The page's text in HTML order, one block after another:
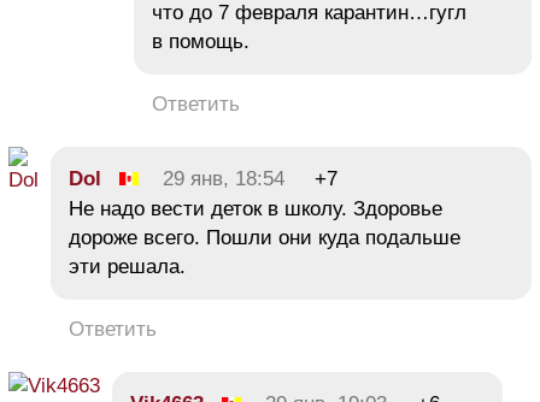
что до 7 февраля карантин…гугл
в помощь.
Ответить
Dol 29 янв, 18:54
+7
Не надо вести деток в школу. Здоровье
дороже всего. Пошли они куда подальше
эти решала.
Ответить